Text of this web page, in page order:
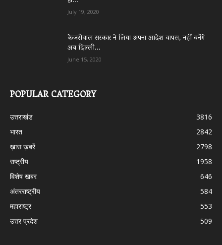
July 19, 2020
केजरीवाल सरकार ने लिया अपना आदेश वापस, नहीं बनेंगे
अब दिल्ली...
June 15, 2020
POPULAR CATEGORY
उत्तराखंड
3816
भारत
2842
ख़ास ख़बरें
2798
राष्ट्रीय
1958
विशेष खबर
646
अंतरराष्ट्रीय
584
महाराष्ट्र
553
उत्तर प्रदेश
509